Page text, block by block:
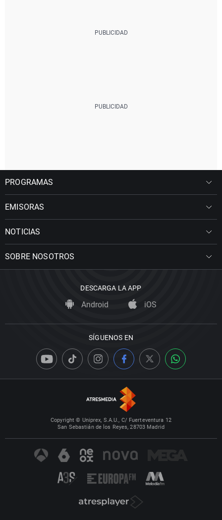
PROGRAMAS
EMISORAS
NOTICIAS
SOBRE NOSOTROS
DESCARGA LA APP
Android iOS
SÍGUENOS EN
Copyright © Uniprex, S.A.U., C/ Fuerteventura 12
San Sebastián de los Reyes, 28703 Madrid